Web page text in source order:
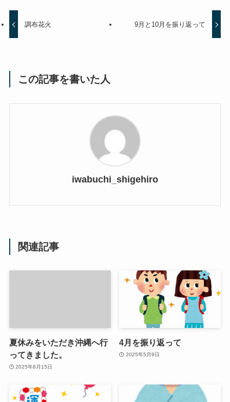
調布花火 9月と10月を振り返って
この記事を書いた人
iwabuchi_shigehiro
関連記事
夏休みをいただき沖縄へ行
ってきました。
2025年8月15日
4月を振り返って
2025年5月9日